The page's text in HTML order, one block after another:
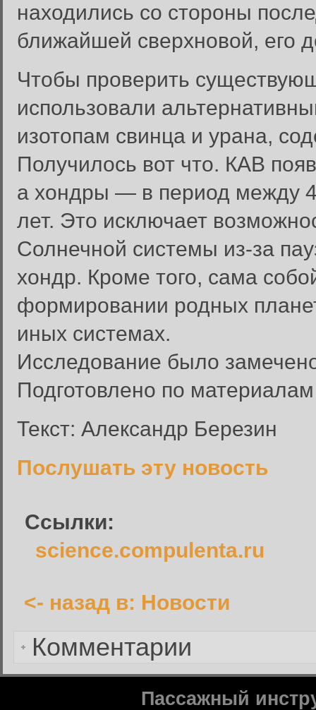
находились со стороны
ближайшей сверхновой, его
Чтобы проверить
использовали
изотопам свинца и урана,
Получилось вот что. КАВ
а хондры — в период между
лет. Это исключает
Солнечной системы из-за
хондр. Кроме того, сама
формировании родных
иных системах.
Исследование было
Подготовлено по
Текст: Александр Березин
Послушать эту новость
Ссылки:
science.compulenta.ru
<- назад в: Новости
Комментарии
Введите имя пользователя и
Вход в систему
Имя пользователя:
Запомнить меня:
Забыли пароль?
Пассажный